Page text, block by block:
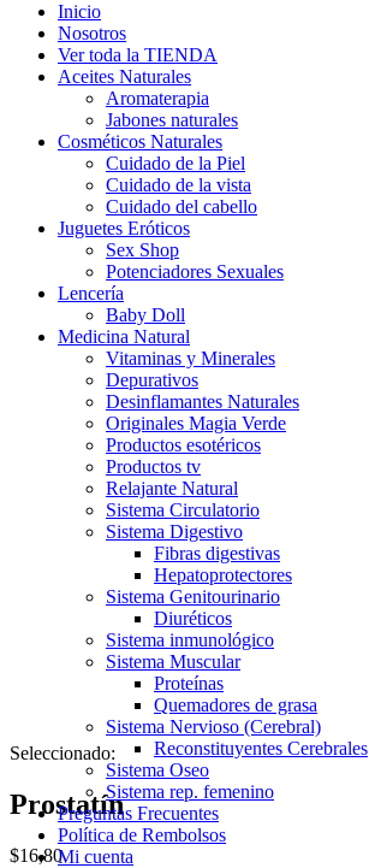
Inicio
Nosotros
Ver toda la TIENDA
Aceites Naturales
Aromaterapia
Jabones naturales
Cosméticos Naturales
Cuidado de la Piel
Cuidado de la vista
Cuidado del cabello
Juguetes Eróticos
Sex Shop
Potenciadores Sexuales
Lencería
Baby Doll
Medicina Natural
Vitaminas y Minerales
Depurativos
Desinflamantes Naturales
Originales Magia Verde
Productos esotéricos
Productos tv
Relajante Natural
Sistema Circulatorio
Sistema Digestivo
Fibras digestivas
Hepatoprotectores
Sistema Genitourinario
Diuréticos
Sistema inmunológico
Sistema Muscular
Proteínas
Quemadores de grasa
Sistema Nervioso (Cerebral)
Reconstituyentes Cerebrales
Sistema Oseo
Sistema rep. femenino
Preguntas Frecuentes
Política de Rembolsos
Mi cuenta
Seleccionado:
Prostatín
$16,80